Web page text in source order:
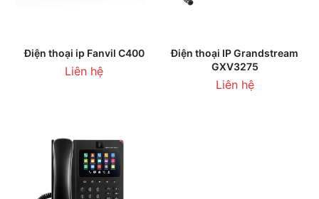
Điện thoại ip Fanvil C400
Liên hệ
Điện thoại IP Grandstream
GXV3275
Liên hệ